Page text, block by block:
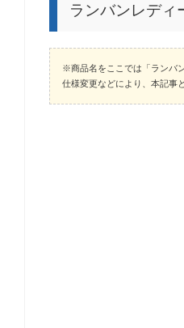
ランバンレディ
※商品名をここでは「ランバ
仕様変更などにより、本記事